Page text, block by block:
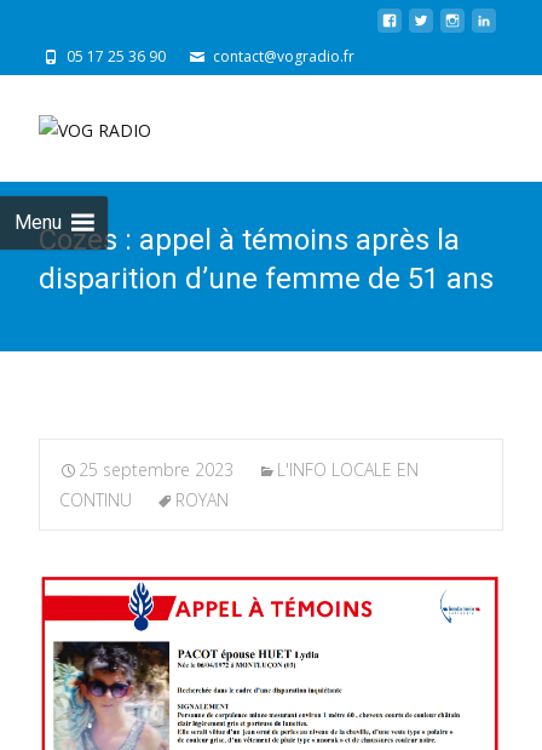
05 17 25 36 90 contact@vogradio.fr
Menu
Cozes : appel à témoins après la
disparition d’une femme de 51 ans
25 septembre 2023
L'INFO LOCALE EN
CONTINU
ROYAN